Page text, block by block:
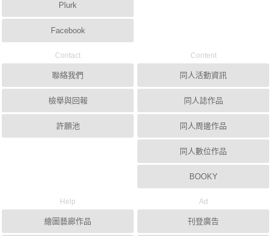
Plurk
Facebook
Contact
聯絡我們
檢舉與回報
許願池
Content
同人活動資訊
同人誌作品
同人周邊作品
同人數位作品
BOOKY
Help
繪圖藝廊作品
Ad
刊登廣告